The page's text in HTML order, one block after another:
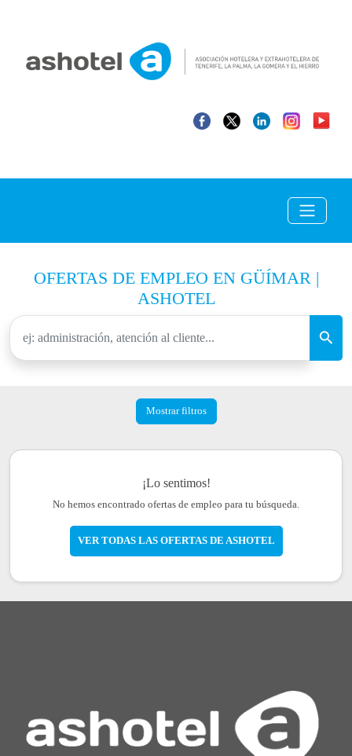
OFERTAS DE EMPLEO EN GÜÍMAR |
ASHOTEL
Mostrar filtros
¡Lo sentimos!
No hemos encontrado ofertas de empleo para tu búsqueda.
VER TODAS LAS OFERTAS DE ASHOTEL